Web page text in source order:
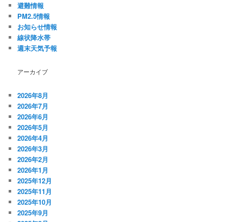
避難情報
PM2.5情報
お知らせ情報
線状降水帯
週末天気予報
アーカイブ
2026年8月
2026年7月
2026年6月
2026年5月
2026年4月
2026年3月
2026年2月
2026年1月
2025年12月
2025年11月
2025年10月
2025年9月